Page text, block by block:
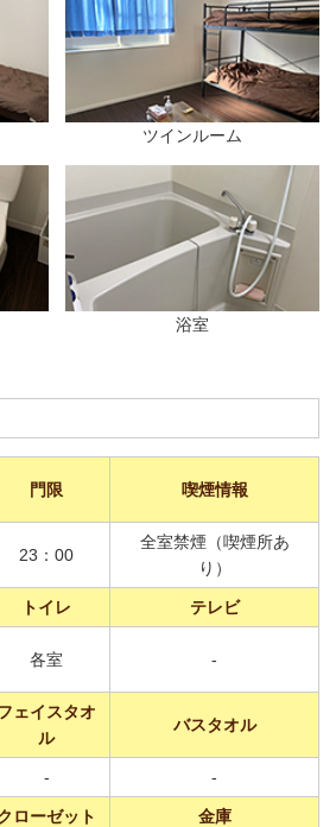
ツインルーム
浴室
門限 喫煙情報
23：00
全室禁煙（喫煙所あ
り）
トイレ テレビ
各室 -
ェイスタオ
ル
バスタオル
- -
ローゼット 金庫